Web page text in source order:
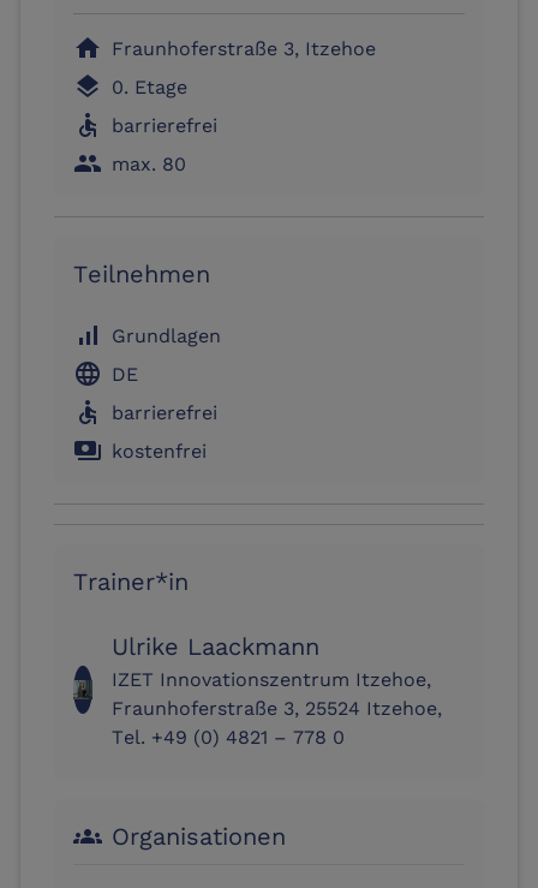
home Fraunhoferstraße 3, Itzehoe
layers 0. Etage
accessible barrierefrei
people max. 80
Teilnehmen
signal_cellular_alt Grundlagen
language DE
accessible barrierefrei
payments kostenfrei
Trainer*in
Ulrike Laackmann
IZET Innovationszentrum Itzehoe,
Fraunhoferstraße 3, 25524 Itzehoe,
Tel. +49 (0) 4821 – 778 0
groups Organisationen